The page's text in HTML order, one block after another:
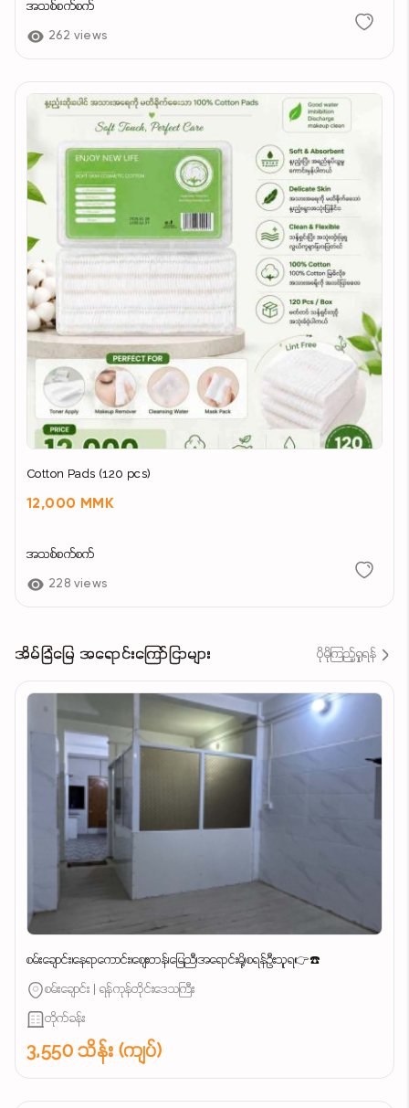
အသစ်စက်စက်
262 views
Cotton Pads (120 pcs)
12,000 MMK
အသစ်စက်စက်
228 views
အိမ်ခြံမြေ အရောင်းကြော်ငြာများ ပိုမိုကြည့်ရှုရန်
စမ်းချောင်း၊နေရာကောင်း၊စျေးတန်၊မြေညီ၊အရောင်းမို့၊စရန်ဦးသူရ👉☎️
စမ်းချောင်း | ရန်ကုန်တိုင်းဒေသကြီး
တိုက်ခန်း
3,550 သိန်း (ကျပ်)